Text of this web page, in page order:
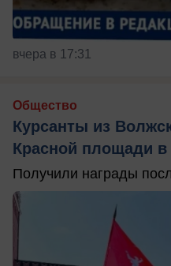
вчера в 17:31
Общество
Курсанты из
Красной площади
Получили награды